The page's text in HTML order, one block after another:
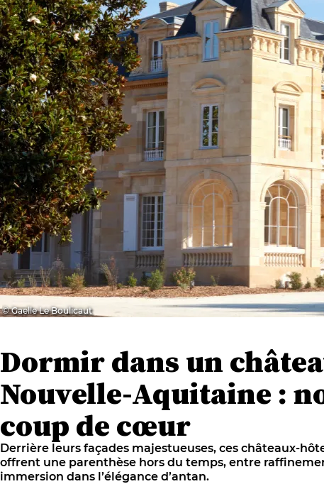
© Gaelle Le Boulicaut
Dormir dans un
Nouvelle-Aquitaine :
coup de cœur
Derrière leurs façades majestueuses, ces châteaux-
offrent une parenthèse hors du temps, entre
immersion dans l’élégance d’antan.